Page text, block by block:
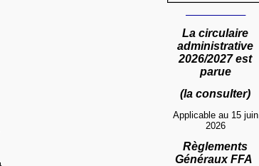
La circulaire
administrative
2026/2027 est
parue
(la consulter)
Applicable au 15 juin
2026
Règlements
Généraux FFA